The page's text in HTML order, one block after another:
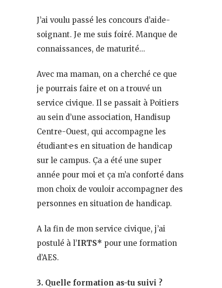
J’ai voulu passé les concours d’aide-
soignant. Je me suis foiré. Manque de
connaissances, de maturité…
Avec ma maman, on a cherché ce que
je pourrais faire et on a trouvé un
service civique. Il se passait à Poitiers
au sein d’une association, Handisup
Centre-Ouest, qui accompagne les
étudiant·e·s en situation de handicap
sur le campus. Ça a été une super
année pour moi et ça m’a conforté dans
mon choix de vouloir accompagner des
personnes en situation de handicap.
A la fin de mon service civique, j’ai
postulé à l’IRTS* pour une formation
d’AES.
3. Quelle formation as-tu suivi ?